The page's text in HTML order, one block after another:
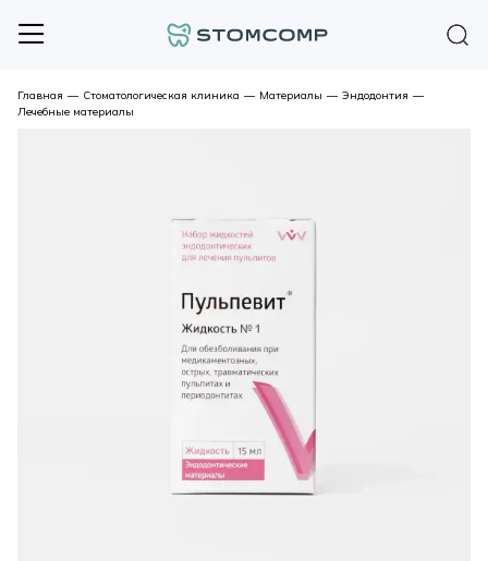
Главная — Стоматологическая клиника — Материалы — Эндодонтия —
Лечебные материалы